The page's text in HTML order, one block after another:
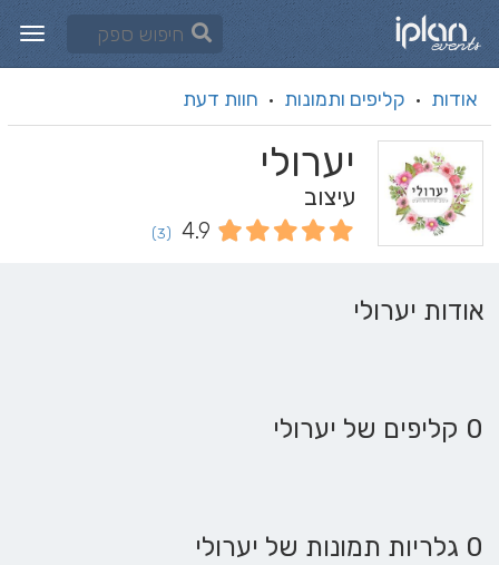
אודות · קליפים ותמונות · חוות דעת
יערולי
עיצוב
4.9
(3)
אודות יערולי
0 קליפים של יערולי
0 גלריות תמונות של יערולי